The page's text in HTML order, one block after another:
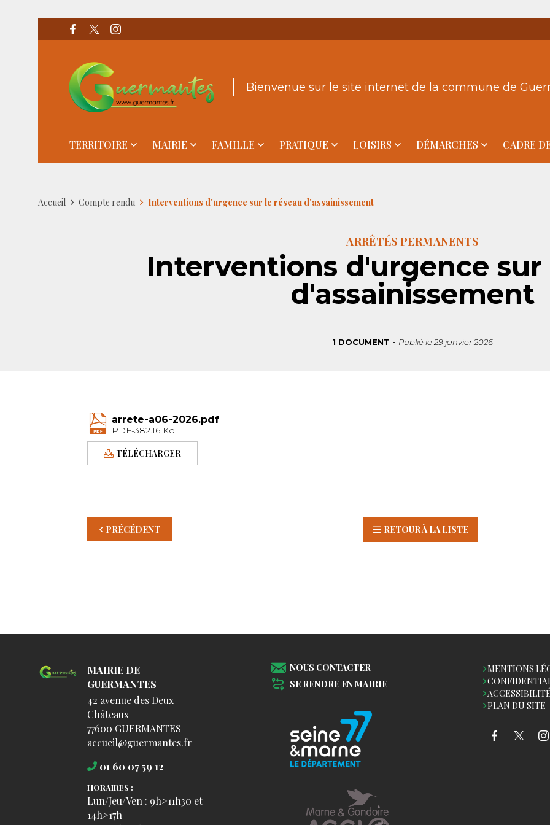
Bienvenue sur le site internet de la commune de
TERRITOIRE MAIRIE FAMILLE PRATIQUE LOISIRS DÉMARCHES CADRE
Accueil Compte rendu Interventions d'urgence sur le réseau d'assainissement
ARRÊTÉS PERMANENTS
Interventions d'urgence sur
d'assainissement
1 DOCUMENT Publié le 29 janvier 2026
arrete-a06-2026.pdf
PDF-382.16 Ko
TÉLÉCHARGER
PRÉCÉDENT RETOUR À LA LISTE
MAIRIE DE
GUERMANTES
42 avenue des Deux
Châteaux
77600 GUERMANTES
accueil@guermantes.fr
01 60 07 59 12
HORAIRES :
Lun/Jeu/Ven : 9h>11h30 et
14h>17h
NOUS CONTACTER
SE RENDRE EN MAIRIE
MENTIONS
ACCESSIBILITÉ
PLAN DU SITE